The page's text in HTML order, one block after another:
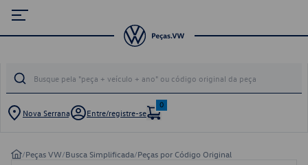
Nova Serrana Entre/registre-se
0
/Peças VW/Busca Simplificada/Peças por Código Original